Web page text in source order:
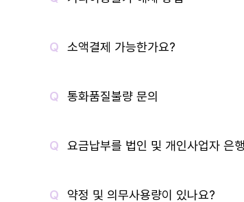
소액결제 가능한가요?
통화품질불량 문의
요금납부를 법인 및 개인사업자 은
약정 및 의무사용량이 있나요?